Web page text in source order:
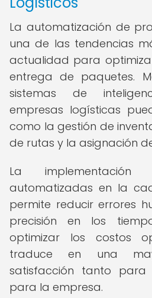
La automatización de
una de las tendencias
actualidad para
entrega de paquetes.
sistemas de
empresas logísticas
como la gestión de
de rutas y la asignación
La implementación
automatizadas en la
permite reducir errores
precisión en los
optimizar los costos
traduce en una
satisfacción tanto para
para la empresa.